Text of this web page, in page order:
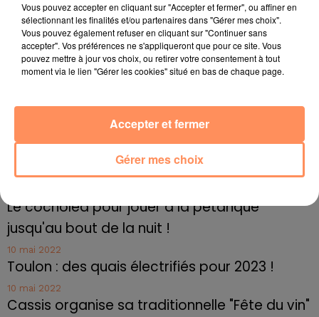
satisfait, Carlu-Antone Cecchini. « C'était un mythe, et
aujourd'hui, c'est une réalité. »
fil actus
Radio Star Live avec Dadju
Marseille : une application pour mettre en
relation extras et...
Le cocholed pour jouer à la pétanque
jusqu'au bout de la nuit !
10 mai 2022
Toulon : des quais électrifiés pour 2023 !
10 mai 2022
Cassis organise sa traditionnelle "Fête du vin"
Vous pouvez accepter en cliquant sur "Accepter et fermer", ou affiner en
sélectionnant les finalités et/ou partenaires dans "Gérer mes choix".
Vous pouvez également refuser en cliquant sur "Continuer sans
accepter". Vos préférences ne s'appliqueront que pour ce site. Vous
pouvez mettre à jour vos choix, ou retirer votre consentement à tout
moment via le lien "Gérer les cookies" situé en bas de chaque page.
Gérer mes choix
Accepter et fermer